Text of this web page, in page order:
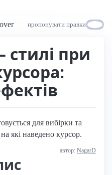
пропонувати правки
стилі при
для вибірки та
які наведено курсор.
автор: NagarD